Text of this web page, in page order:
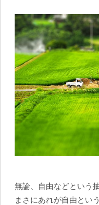
無論、自由などという
まさにあれが自由とい